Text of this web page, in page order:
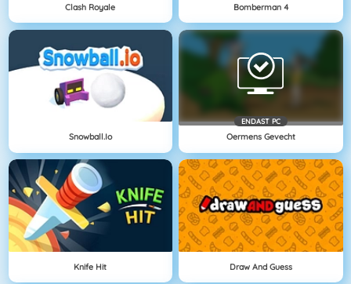
Clash Royale Bomberman 4
Snowball.io
ENDAST PC
Oermens Gevecht
Knife Hit Draw And Guess